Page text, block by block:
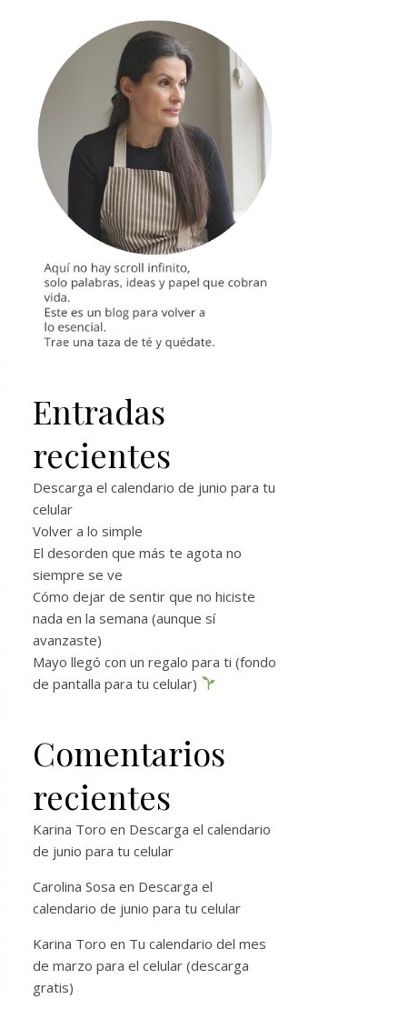
Entradas
recientes
Descarga el calendario de junio para tu
celular
Volver a lo simple
El desorden que más te agota no
siempre se ve
Cómo dejar de sentir que no hiciste
nada en la semana (aunque sí
avanzaste)
Mayo llegó con un regalo para ti (fondo
de pantalla para tu celular)
Comentarios
recientes
Karina Toro en Descarga el calendario
de junio para tu celular
Carolina Sosa en Descarga el
calendario de junio para tu celular
Karina Toro en Tu calendario del mes
de marzo para el celular (descarga
gratis)